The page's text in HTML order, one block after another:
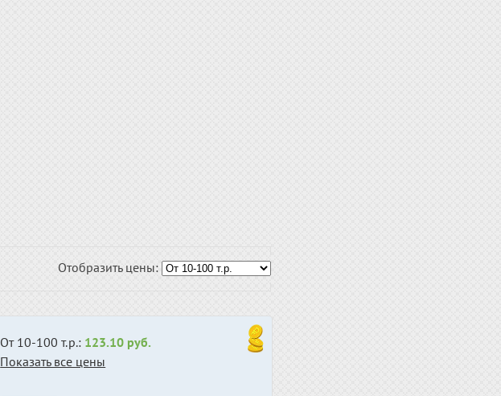
Отобразить цены:
От 10-100 т.р.: 123.10 руб.
Показать все цены